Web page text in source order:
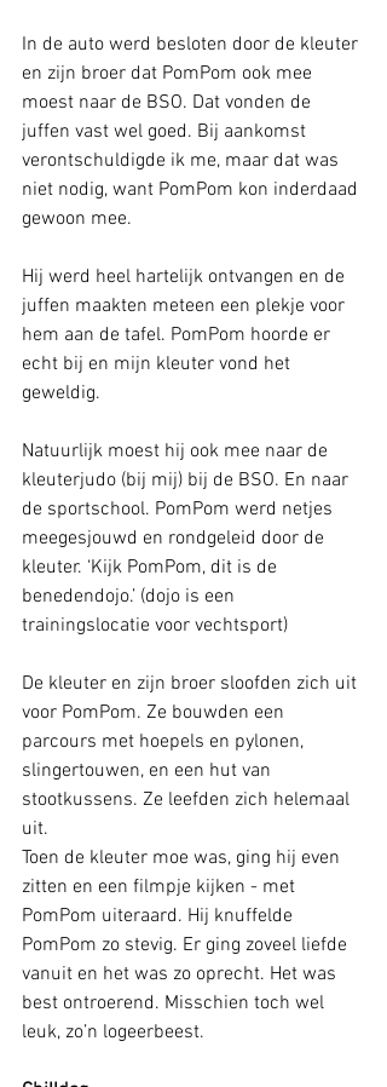
In de auto werd besloten door de kleuter
en zijn broer dat PomPom ook mee
moest naar de BSO. Dat vonden de
juffen vast wel goed. Bij aankomst
verontschuldigde ik me, maar dat was
niet nodig, want PomPom kon inderdaad
gewoon mee.
Hij werd heel hartelijk ontvangen en de
juffen maakten meteen een plekje voor
hem aan de tafel. PomPom hoorde er
echt bij en mijn kleuter vond het
geweldig.
Natuurlijk moest hij ook mee naar de
kleuterjudo (bij mij) bij de BSO. En naar
de sportschool. PomPom werd netjes
meegesjouwd en rondgeleid door de
kleuter. ‘Kijk PomPom, dit is de
benedendojo.’ (dojo is een
trainingslocatie voor vechtsport)
De kleuter en zijn broer sloofden zich uit
voor PomPom. Ze bouwden een
parcours met hoepels en pylonen,
slingertouwen, en een hut van
stootkussens. Ze leefden zich helemaal
uit.
Toen de kleuter moe was, ging hij even
zitten en een filmpje kijken - met
PomPom uiteraard. Hij knuffelde
PomPom zo stevig. Er ging zoveel liefde
vanuit en het was zo oprecht. Het was
best ontroerend. Misschien toch wel
leuk, zo’n logeerbeest.